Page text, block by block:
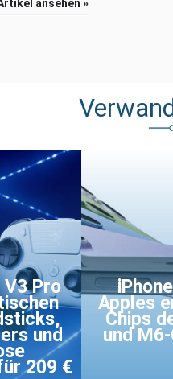
ansehen »
V3 Pro
und
209 €
Apples
Chips
und